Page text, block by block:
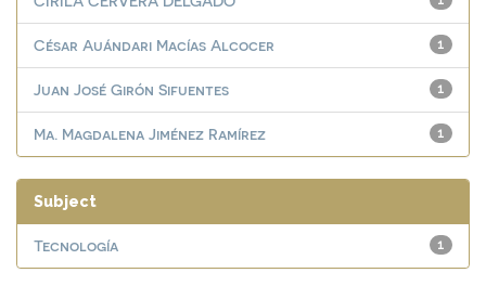
1
César Auándari Macías Alcocer
1
Juan José Girón Sifuentes
1
Ma. Magdalena Jiménez Ramírez
Subject
1
Tecnología